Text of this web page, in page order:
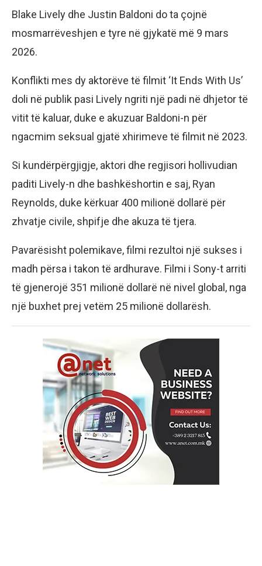
Blake Lively dhe Justin Baldoni do ta çojnë
mosmarrëveshjen e tyre në gjykatë më 9 mars
2026.
Konflikti mes dy aktorëve të filmit ‘It Ends With Us’
doli në publik pasi Lively ngriti një padi në dhjetor të
vitit të kaluar, duke e akuzuar Baldoni-n për
ngacmim seksual gjatë xhirimeve të filmit në 2023.
Si kundërpërgjigje, aktori dhe regjisori hollivudian
paditi Lively-n dhe bashkëshortin e saj, Ryan
Reynolds, duke kërkuar 400 milionë dollarë për
zhvatje civile, shpifje dhe akuza të tjera.
Pavarësisht polemikave, filmi rezultoi një sukses i
madh përsa i takon të ardhurave. Filmi i Sony-t arriti
të gjenerojë 351 milionë dollarë në nivel global, nga
një buxhet prej vetëm 25 milionë dollarësh.